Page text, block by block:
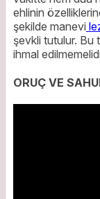
ehlinin
şekilde manevi
şevkli tutulur. Bu
ihmal
ORUÇ VE